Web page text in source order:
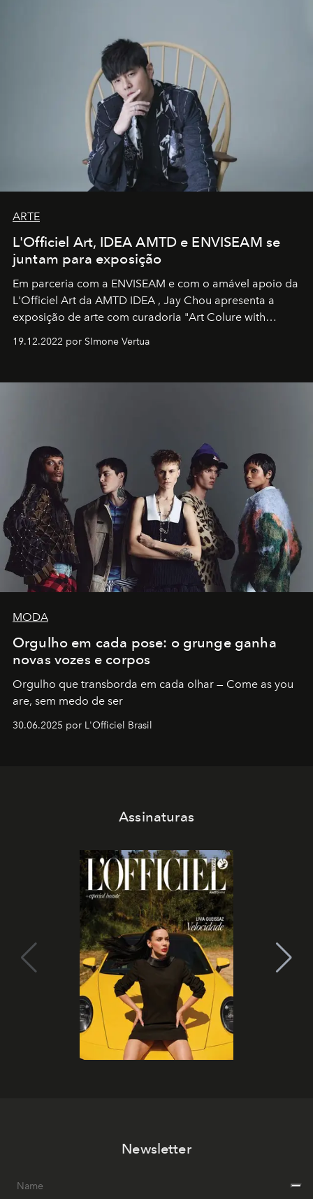
ARTE
L'Officiel Art, IDEA AMTD e ENVISEAM se
juntam para exposição
Em parceria com a ENVISEAM e com o amável apoio da
L'Officiel Art da AMTD IDEA , Jay Chou apresenta a
exposição de arte com curadoria "Art Colure with
19.12.2022 por SImone Vertua
MODA
Orgulho em cada pose: o grunge ganha
novas vozes e corpos
Orgulho que transborda em cada olhar — Come as you
are, sem medo de ser
30.06.2025 por L'Officiel Brasil
Assinaturas
Newsletter